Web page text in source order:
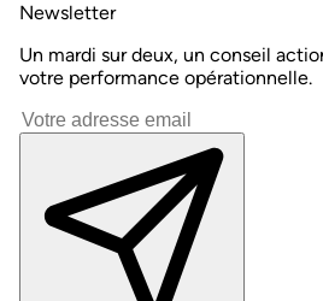
Newsletter
Un mardi sur deux, un conseil
votre performance opérationnelle.